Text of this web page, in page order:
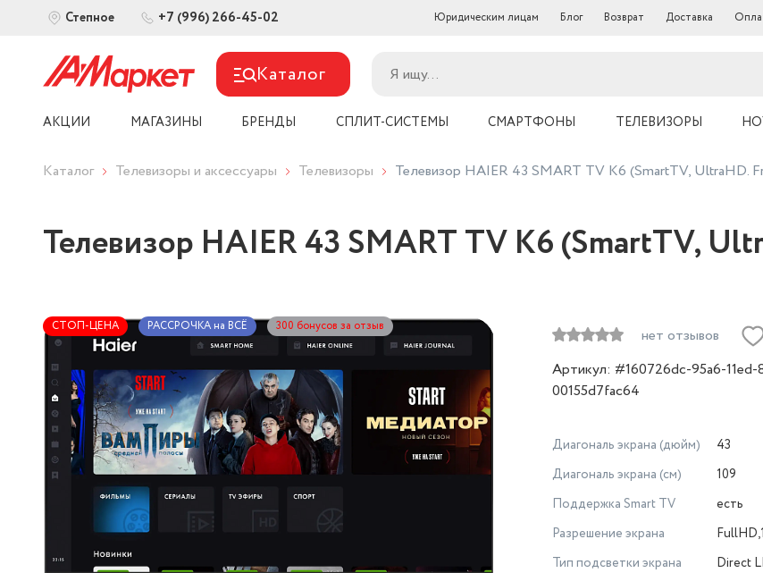
Степное +7 (996) 266-45-02 Юридическим лицам Блог Возврат Доставка
Каталог
АКЦИИ МАГАЗИНЫ БРЕНДЫ СПЛИТ-СИСТЕМЫ СМАРТФОНЫ ТЕЛЕВИЗОРЫ
Каталог Телевизоры и аксессуары Телевизоры Телевизор HAIER 43 SMART TV K6 (SmartTV, UltraHD.
Телевизор HAIER 43 SMART TV K6 (SmartTV,
СТОП-ЦЕНА РАССРОЧКА на ВСЁ 300 бонусов за отзыв
нет отзывов
Артикул: #160726dc-95a6-11ed-
00155d7fac64
Диагональ экрана (дюйм)
43
Диагональ экрана (см)
109
Поддержка Smart TV
есть
Разрешение экрана
Тип подсветки экрана
Direct